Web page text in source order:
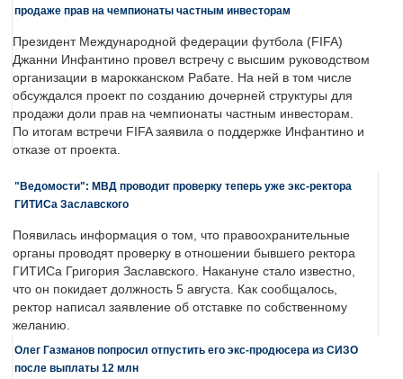
продаже прав на чемпионаты частным инвесторам
Президент Международной федерации футбола (FIFA)
Джанни Инфантино провел встречу с высшим руководством
организации в марокканском Рабате. На ней в том числе
обсуждался проект по созданию дочерней структуры для
продажи доли прав на чемпионаты частным инвесторам.
По итогам встречи FIFA заявила о поддержке Инфантино и
отказе от проекта.
"Ведомости": МВД проводит проверку теперь уже экс-ректора
ГИТИСа Заславского
Появилась информация о том, что правоохранительные
органы проводят проверку в отношении бывшего ректора
ГИТИСа Григория Заславского. Накануне стало известно,
что он покидает должность 5 августа. Как сообщалось,
ректор написал заявление об отставке по собственному
желанию.
Олег Газманов попросил отпустить его экс-продюсера из СИЗО
после выплаты 12 млн